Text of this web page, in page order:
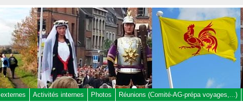
Activités internes Photos Réunions (Comité-AG-prépa voyages,...)